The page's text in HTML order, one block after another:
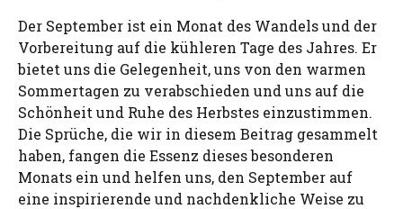
Der September ist ein Monat des Wandels und der
Vorbereitung auf die kühleren Tage des Jahres. Er
bietet uns die Gelegenheit, uns von den warmen
Sommertagen zu verabschieden und uns auf die
Schönheit und Ruhe des Herbstes einzustimmen.
Die Sprüche, die wir in diesem Beitrag gesammelt
haben, fangen die Essenz dieses besonderen
Monats ein und helfen uns, den September auf
eine inspirierende und nachdenkliche Weise zu